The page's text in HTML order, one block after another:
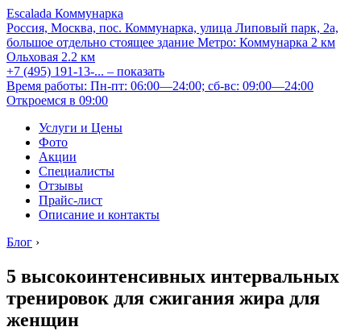
Escalada Коммунарка
Россия, Москва, пос. Коммунарка, улица Липовый парк, 2а,
большое отдельно стоящее здание Метро: Коммунарка 2 км
Ольховая 2.2 км
+7 (495) 191-13-... – показать
Время работы: Пн-пт: 06:00—24:00; сб-вс: 09:00—24:00
Откроемся в 09:00
Услуги и Цены
Фото
Акции
Специалисты
Отзывы
Прайс-лист
Описание и контакты
Блог ›
5 высокоинтенсивных интервальных
тренировок для сжигания жира для
женщин